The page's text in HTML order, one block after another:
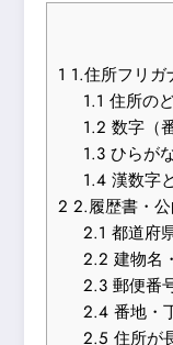
1 1.住所フリ
1.1 住所の
1.2 数字（
1.3ひらが
1.4漢数字
2 2.履歴書・
2.1 都道府
2.2 建物名
2.3郵便番
2.4番地・
2.5 住所が